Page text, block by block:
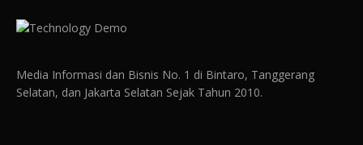
Media Informasi dan Bisnis No. 1 di Bintaro, Tanggerang
Selatan, dan Jakarta Selatan Sejak Tahun 2010.